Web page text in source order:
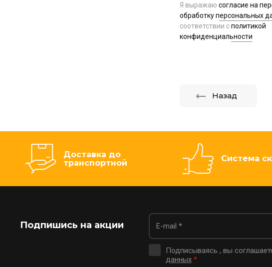
Я выражаю согласие на
обработку персональных
соответствии сполитикой
конфиденциальности
Назад
Доставка до
транспортной
Система
Подпишись на акции
Подписываясь , вы
данных *